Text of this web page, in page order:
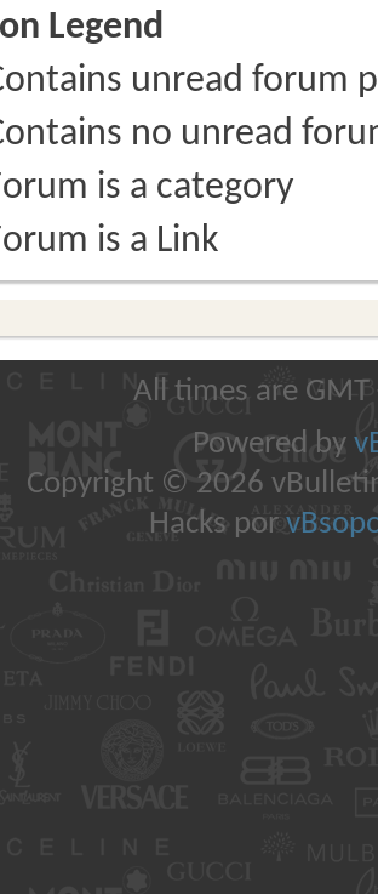
Legend
unread forum
no unread
is a category
is a Link
All times are
Powered by
Copyright © 2026
Hacks por